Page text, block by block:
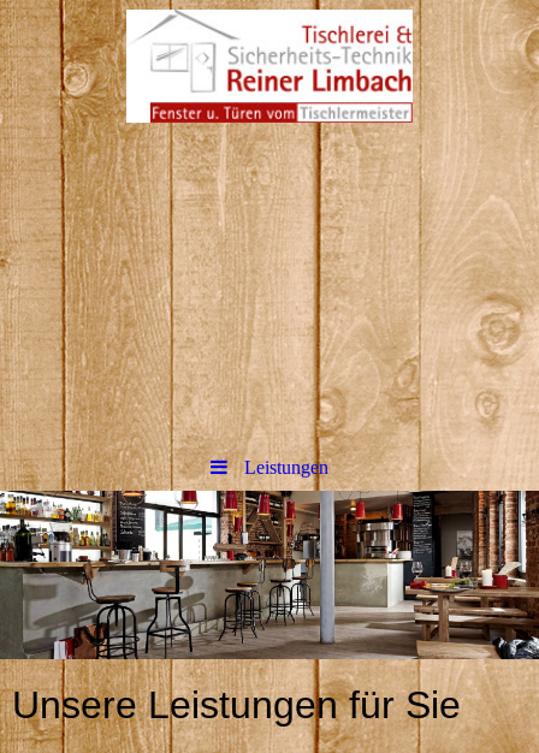
Reiner Limbach Tischlerei
&amp; Sicherheitstechnik in
Hennef
Bitte fügen Sie hier Ihren Webseiten-
Titel ein.
Leistungen
Unsere Leistungen für Sie